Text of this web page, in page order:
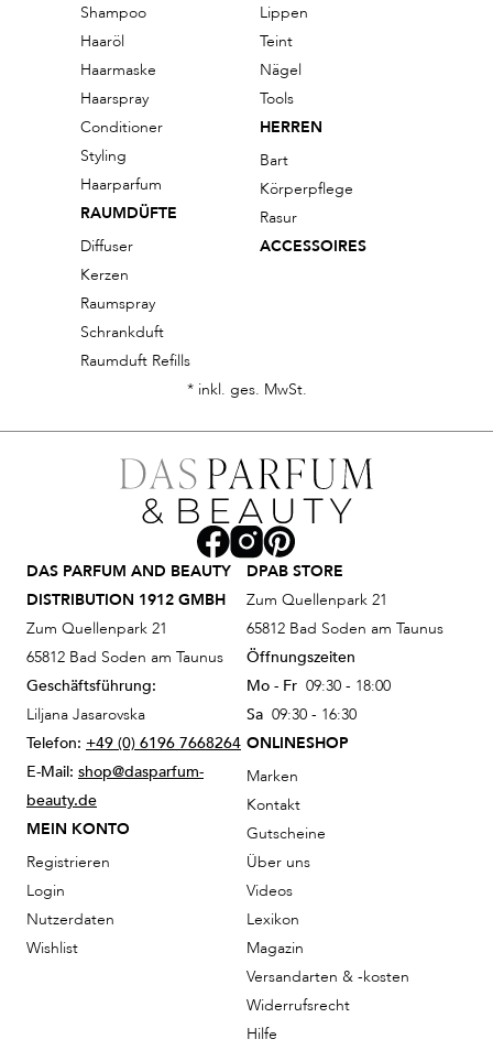
Shampoo
Haaröl
Haarmaske
Haarspray
Conditioner
Styling
Haarparfum
RAUMDÜFTE
Diffuser
Kerzen
Raumspray
Schrankduft
Raumduft Refills
Lippen
Teint
Nägel
Tools
HERREN
Bart
Körperpflege
Rasur
ACCESSOIRES
* inkl. ges. MwSt.
DAS PARFUM AND BEAUTY
DISTRIBUTION 1912 GMBH
Zum Quellenpark 21
65812 Bad Soden am Taunus
Geschäftsführung:
Liljana Jasarovska
Telefon: +49 (0) 6196 7668264
E-Mail: shop@dasparfum-
beauty.de
MEIN KONTO
Registrieren
Login
Nutzerdaten
Wishlist
DPAB STORE
Zum Quellenpark 21
65812 Bad Soden am Taunus
Öffnungszeiten
Mo - Fr 09:30 - 18:00
Sa 09:30 - 16:30
ONLINESHOP
Marken
Kontakt
Gutscheine
Über uns
Videos
Lexikon
Magazin
Versandarten & -kosten
Widerrufsrecht
Hilfe